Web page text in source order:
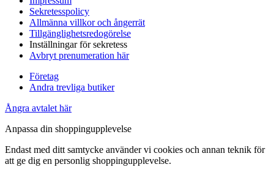
Sekretesspolicy
Allmänna villkor och ångerrät
Tillgänglighetsredogörelse
Inställningar för sekretess
Avbryt prenumeration här
Företag
Andra trevliga butiker
Ångra avtalet här
Anpassa din shoppingupplevelse
Endast med ditt samtycke använder vi cookies och annan teknik för
att ge dig en personlig shoppingupplevelse.